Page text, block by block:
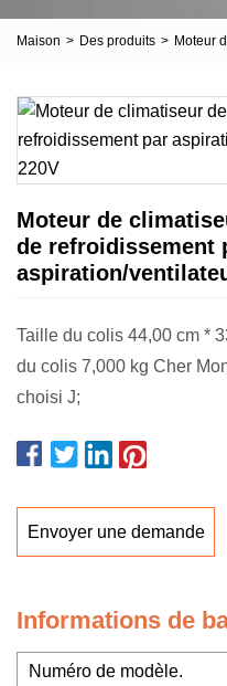
Maison > Des produits > Moteur
Moteur de
de refroidissement
aspiration/
Taille du colis 44,00 cm *
du colis 7,000 kg Cher
choisi J;
Envoyer une demande
Informations de
Numéro de modèle.